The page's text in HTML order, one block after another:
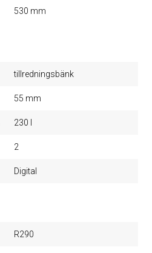
530 mm
tillredningsbänk
55 mm
230 l
2
Digital
R290